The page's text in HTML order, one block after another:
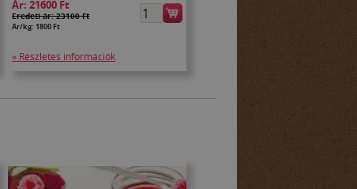
Ár:21600 Ft
Eredeti ár: 23100 Ft
Ár/kg: 1800 Ft
» Részletes információk